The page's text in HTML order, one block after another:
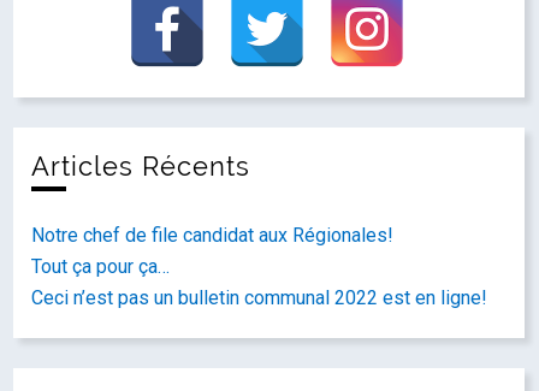
Articles Récents
Notre chef de file candidat aux Régionales!
Tout ça pour ça…
Ceci n’est pas un bulletin communal 2022 est en ligne!